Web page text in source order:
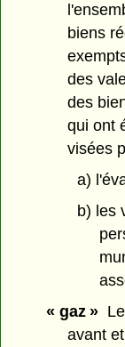
biens
des
des
qui ont
visées
a)
b) les
« gaz »Le
avant